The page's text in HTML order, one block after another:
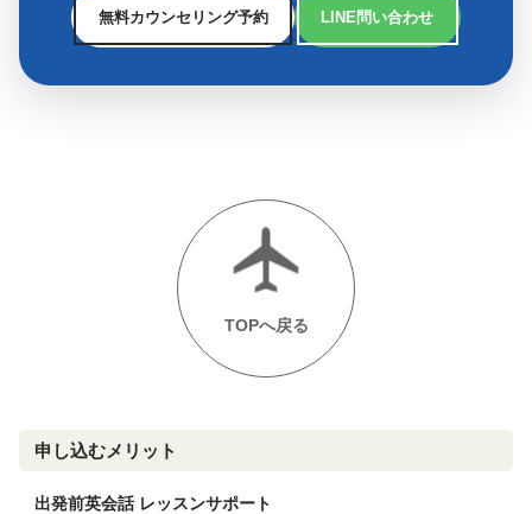
無料カウンセリング予約 LINE問い合わせ
TOPへ戻る
申し込むメリット
出発前英会話 レッスンサポート